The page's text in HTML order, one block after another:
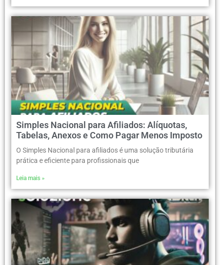
Simples Nacional para Afiliados: Alíquotas,
Tabelas, Anexos e Como Pagar Menos Imposto
O Simples Nacional para afiliados é uma solução tributária
prática e eficiente para profissionais que
Leia mais »